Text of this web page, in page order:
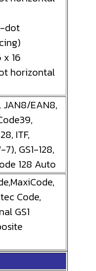
dot
x 16
horizontal
JAN8/EAN8,
ITF,
GS1-128,
128 Auto
Code,
GS1